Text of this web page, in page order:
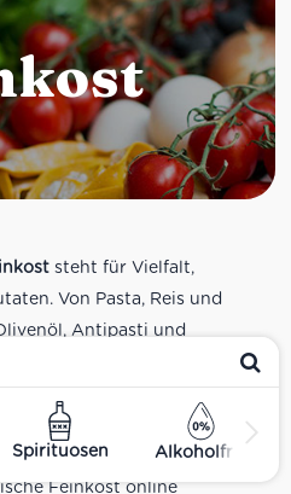
Spirituosen Alkoholfrei
steht für Vielfalt,
Von Pasta, Reis und
Antipasti und
und Spezialitäten aus
Italiens. Alle Produkte
Supermarkt-Sortiments
Alltagsküche und
Feinkost online